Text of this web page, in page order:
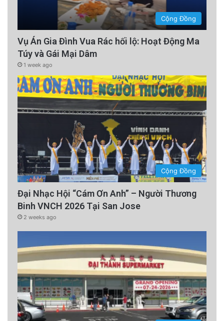
Cộng Đồng
Vụ Án Gia Đình Vua Rác hối lộ: Hoạt Động Ma
Túy và Gái Mại Dâm
1 week ago
Cộng Đồng
Đại Nhạc Hội “Cám Ơn Anh” – Người Thương
Binh VNCH 2026 Tại San Jose
2 weeks ago